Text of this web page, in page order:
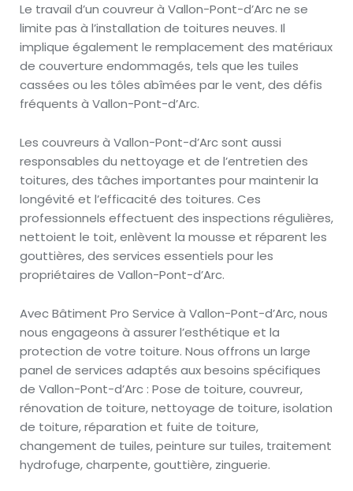
Le travail d’un couvreur à Vallon-Pont-d’Arc ne se
limite pas à l’installation de toitures neuves. Il
implique également le remplacement des matériaux
de couverture endommagés, tels que les tuiles
cassées ou les tôles abîmées par le vent, des défis
fréquents à Vallon-Pont-d’Arc.
Les couvreurs à Vallon-Pont-d’Arc sont aussi
responsables du nettoyage et de l’entretien des
toitures, des tâches importantes pour maintenir la
longévité et l’efficacité des toitures. Ces
professionnels effectuent des inspections régulières,
nettoient le toit, enlèvent la mousse et réparent les
gouttières, des services essentiels pour les
propriétaires de Vallon-Pont-d’Arc.
Avec Bâtiment Pro Service à Vallon-Pont-d’Arc, nous
nous engageons à assurer l’esthétique et la
protection de votre toiture. Nous offrons un large
panel de services adaptés aux besoins spécifiques
de Vallon-Pont-d’Arc : Pose de toiture, couvreur,
rénovation de toiture, nettoyage de toiture, isolation
de toiture, réparation et fuite de toiture,
changement de tuiles, peinture sur tuiles, traitement
hydrofuge, charpente, gouttière, zinguerie.